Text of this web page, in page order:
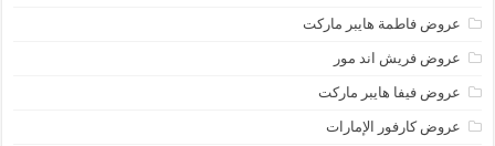
عروض فاطمة هايبر ماركت
عروض فريش اند مور
عروض فيفا هايبر ماركت
عروض كارفور الإمارات